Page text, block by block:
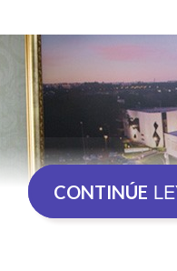
CONTINÚE